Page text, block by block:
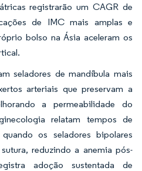
registrarão um CAGR de
de IMC mais amplas e
bolso na Ásia aceleram os
seladores de mandíbula mais
arteriais que preservam a
a permeabilidade do
relatam tempos de
os seladores bipolares
reduzindo a anemia pós-
adoção sustentada de